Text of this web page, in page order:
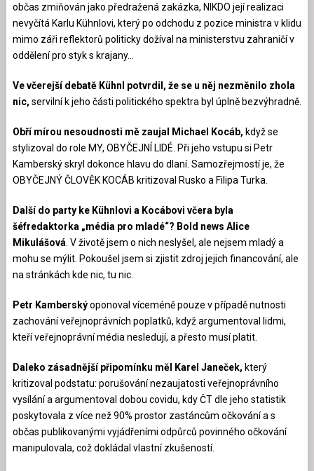
občas zmiňován jako předražená zakázka, NIKDO její realizaci
nevyčítá Karlu Kühnlovi, který po odchodu z pozice ministra v klidu
mimo záři reflektorů politicky dožíval na ministerstvu zahraničí v
oddělení pro styk s krajany…
Ve včerejší debatě Kühnl potvrdil, že se u něj nezměnilo zhola
nic, servilní k jeho části politického spektra byl úplně bezvýhradně.
Obří mírou nesoudnosti mě zaujal Michael Kocáb, když se
stylizoval do role MY, OBYČEJNÍ LIDÉ. Při jeho vstupu si Petr
Kamberský skryl dokonce hlavu do dlaní. Samozřejmostí je, že
OBYČEJNÝ ČLOVĚK KOCÁB kritizoval Rusko a Filipa Turka.
Další do party ke Kühnlovi a Kocábovi včera byla
šéfredaktorka „média pro mladé“? Bold news Alice
Mikulášová . V životě jsem o nich neslyšel, ale nejsem mladý a
mohu se mýlit. Pokoušel jsem si zjistit zdroj jejich financování, ale
na stránkách kde nic, tu nic.
Petr Kamberskýoponoval víceméně pouze v případě nutnosti
zachování veřejnoprávních poplatků, když argumentoval lidmi,
kteří veřejnoprávní média nesledují, a přesto musí platit.
Daleko zásadnější připomínku měl Karel Janeček, který
kritizoval podstatu: porušování nezaujatosti veřejnoprávního
vysílání a argumentoval dobou covidu, kdy ČT dle jeho statistik
poskytovala z více než 90% prostor zastáncům očkování a s
občas publikovanými vyjádřeními odpůrců povinného očkování
manipulovala, což dokládal vlastní zkušeností.